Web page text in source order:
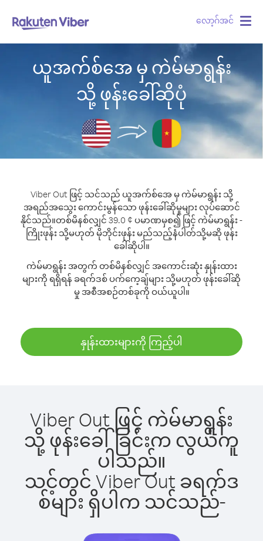
လော့ဂ်အင်
ယူအက်စ်အေ မှ ကဲမ်မာရွန်း
သို့ ဖုန်းခေါ်ဆိုပုံ
Viber Out ဖြင့် သင်သည် ယူအက်စ်အေ မှ ကဲမ်မာရွန်း သို့
အရည်အသွေး ကောင်းမွန်သော ဖုန်းခေါ်ဆိုမှုများ လုပ်ဆောင်
နိုင်သည်။တစ်မိနစ်လျှင် 39.0 ¢ ပမာဏမှစ၍ ဖြင့် ကဲမ်မာရွန်း -
ကြိုးဖုန်း သို့မဟုတ် မိုဘိုင်းဖုန်း မည်သည့်နံပါတ်သို့မဆို ဖုန်း
ခေါ်ဆိုပါ။
ကဲမ်မာရွန်း အတွက် တစ်မိနစ်လျှင် အကောင်းဆုံး နှုန်းထား
များကို ရရှိရန် ခရက်ဒစ် ပက်ကေ့ချ်များ သို့မဟုတ် ဖုန်းခေါ်ဆို
မှု အစီအစဉ်တစ်ခုကို ဝယ်ယူပါ။
နှုန်းထားများကို ကြည့်ပါ
Viber Out ဖြင့် ကဲမ်မာရွန်း
သို့ ဖုန်းခေါ်ခြင်းက လွယ်ကူ
ပါသည်။
သင့်တွင် Viber Out ခရက်ဒ
စ်များ ရှိပါက သင်သည်-